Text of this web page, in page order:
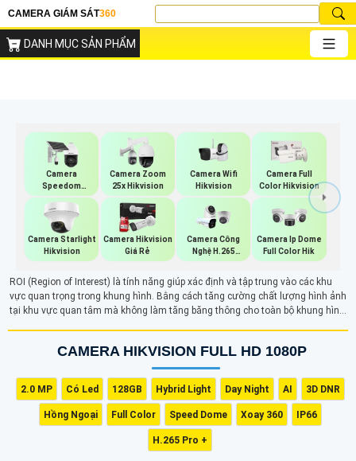
CAMERA GIÁM SÁT360
DANH MỤC SẢN PHẨM
Camera
Speedom
Hikvision
Camera Zoom
25x Hikvision
Camera Wifi
Hikvision
Camera Full
Color Hikvision
Camera Starlight
Hikvision
Camera Hikvision
Giá Rẻ
Camera Công
Nghệ H.265
Hikvision
Camera Ip Dome
Full Color Hik
ROI (Region of Interest) là tính năng giúp xác định và tập trung vào các khu
vực quan trọng trong khung hình. Bằng cách tăng cường chất lượng hình ảnh
tại khu vực quan tâm mà không làm tăng băng thông cho toàn bộ khung hình.
phân giải cho các phần không quan trọng.
CAMERA HIKVISION FULL HD 1080P
2.0 MP Có Led 128GB Hybrid Light Day Night AI 3D DNR
Hồng Ngoại Full Color Speed Dome Xoay 360 IP66
H.265 Pro +